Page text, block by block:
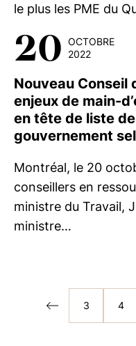
le plus les PME du
20 OCTOBRE
2022
Nouveau Conseil
enjeux de main-
en tête de liste
gouvernement
Montréal, le 20
conseillers en
ministre du Travail,
ministre…
3 4